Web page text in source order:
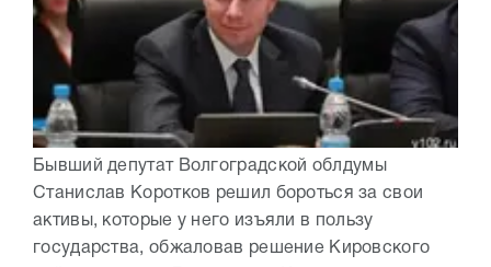
Бывший депутат Волгоградской облдумы
Станислав Коротков решил бороться за свои
активы, которые у него изъяли в пользу
государства, обжаловав решение Кировского